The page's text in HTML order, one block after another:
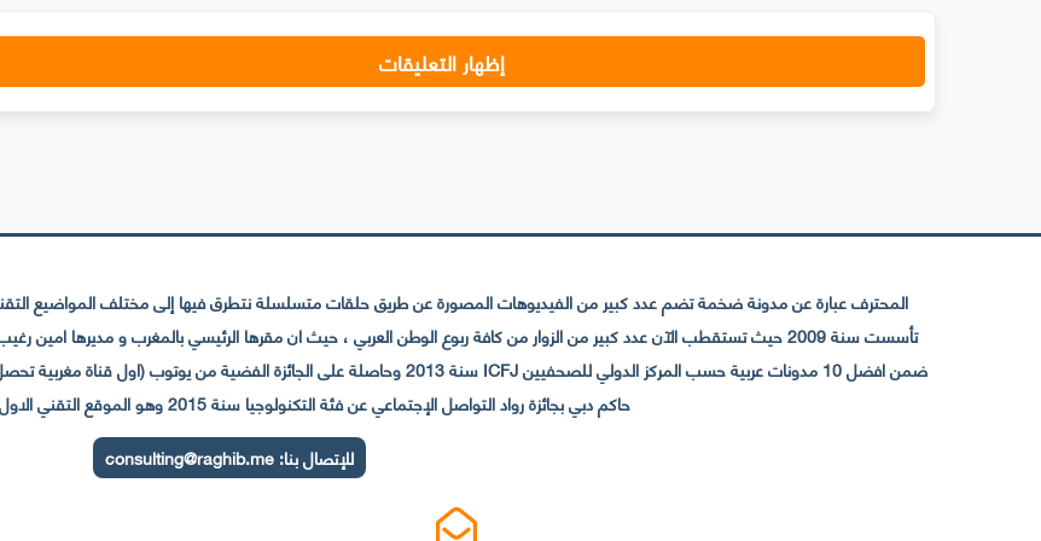
إظهار التعليقات
المحترف عبارة عن مدونة ضخمة تضم عدد كبير من الفيديوهات المصورة عن طريق حلقات متسلسلة نتطرق فيها إلى مختلف المواضيع
حاكم دبي بجائزة رواد التواصل الإجتماعي عن فئة التكنولوجيا سنة 2015 وهو الموقع التقني الاول في المغرب والعالم العربي
للإتصال بنا:consulting@raghib.me